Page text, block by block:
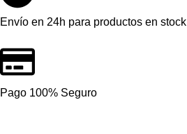
Envío en 24h para productos en stock
Pago 100% Seguro